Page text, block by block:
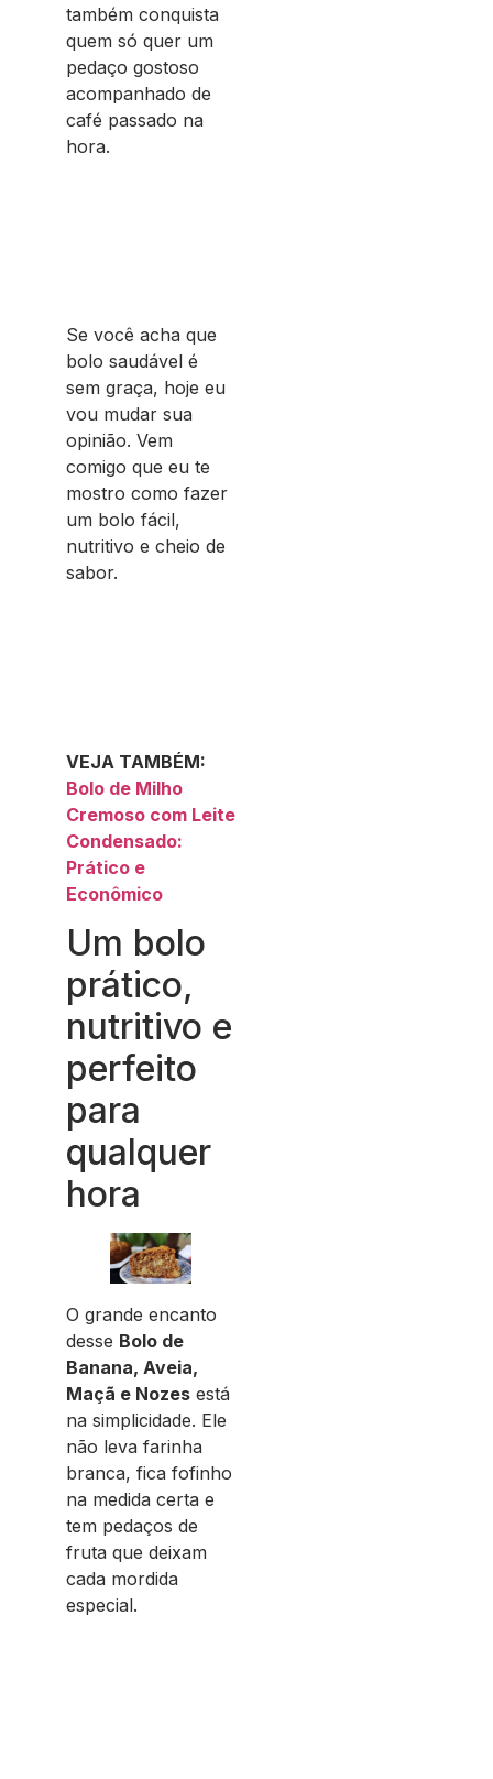
também conquista
quem só quer um
pedaço gostoso
acompanhado de
café passado na
hora.
Se você acha que
bolo saudável é
sem graça, hoje eu
vou mudar sua
opinião. Vem
comigo que eu te
mostro como fazer
um bolo fácil,
nutritivo e cheio de
sabor.
VEJA TAMBÉM:
Bolo de Milho
Cremoso com Leite
Condensado:
Prático e
Econômico
Um bolo
prático,
nutritivo e
perfeito
para
qualquer
hora
O grande encanto
desse Bolo de
Banana, Aveia,
Maçã e Nozes está
na simplicidade. Ele
não leva farinha
branca, fica fofinho
na medida certa e
tem pedaços de
fruta que deixam
cada mordida
especial.